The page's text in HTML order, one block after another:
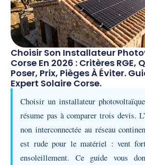
Choisir Son Installateur
Corse En 2026 : Critères RGE,
Poser, Prix, Pièges À Éviter.
Expert Solaire Corse.
Choisir un installateur
résume pas à comparer trois devis.
non interconnectée au réseau
est rude pour le matériel : vent
ensoleillement. Ce guide vous